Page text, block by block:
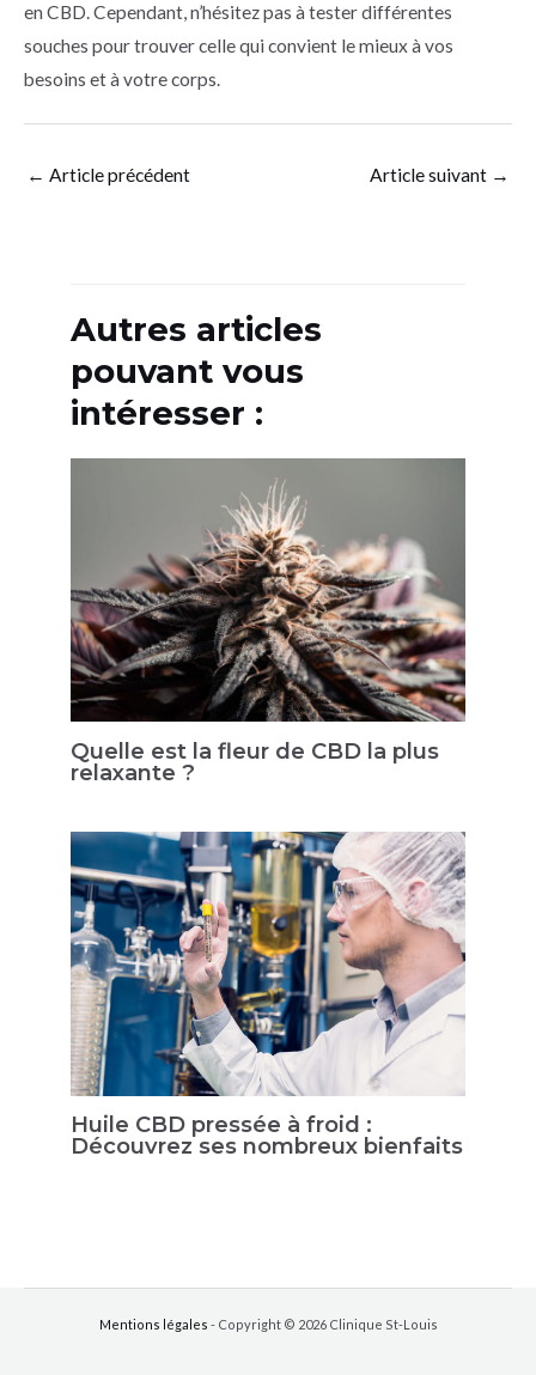
en CBD. Cependant, n’hésitez pas à tester différentes
souches pour trouver celle qui convient le mieux à vos
besoins et à votre corps.
← Article précédent Article suivant →
Autres articles
pouvant vous
intéresser :
Quelle est la fleur de CBD la plus
relaxante ?
Huile CBD pressée à froid :
Découvrez ses nombreux bienfaits
Mentions légales - Copyright © 2026 Clinique St-Louis